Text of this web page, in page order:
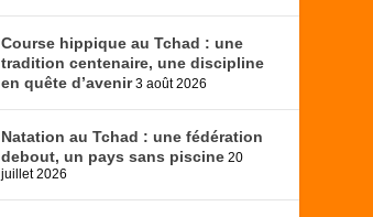
Course hippique au Tchad : une
tradition centenaire, une discipline
en quête d’avenir 3 août 2026
Natation au Tchad : une fédération
debout, un pays sans piscine 20
juillet 2026